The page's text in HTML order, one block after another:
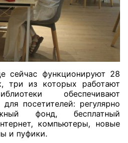
сейчас функционируют 28
три из которых работают
обеспечивают
посетителей: регулярно
фонд, бесплатный
компьютеры, новые
и пуфики.